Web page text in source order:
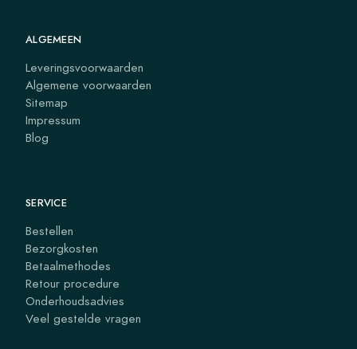
ALGEMEEN
Leveringsvoorwaarden
Algemene voorwaarden
Sitemap
Impressum
Blog
SERVICE
Bestellen
Bezorgkosten
Betaalmethodes
Retour procedure
Onderhoudsadvies
Veel gestelde vragen